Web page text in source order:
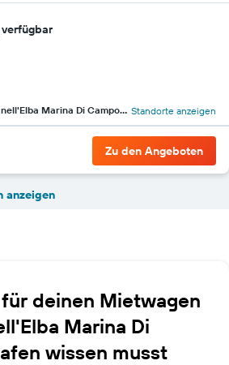
Ein Standort in Campo nell'Elba Marina Di Campo Flughafen Standorte anzeigen
Zu den Angeboten
anzeigen
deinen Mietwagen
Marina Di
wissen musst